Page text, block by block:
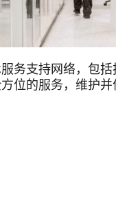
务支持网络，包
位的服务，维护并